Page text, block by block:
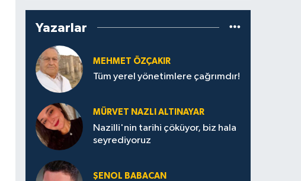
Yazarlar
MEHMET ÖZÇAKIR
Tüm yerel yönetimlere çağrımdır!
MÜRVET NAZLI ALTINAYAR
Nazilli'nin tarihi çöküyor, biz hala
seyrediyoruz
ŞENOL BABACAN